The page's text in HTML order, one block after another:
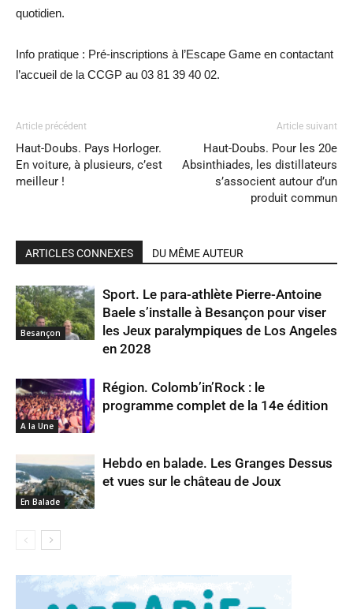
quotidien.
Info pratique : Pré-inscriptions à l’Escape Game en contactant
l’accueil de la CCGP au 03 81 39 40 02.
Article précédent
Haut-Doubs. Pays Horloger.
En voiture, à plusieurs, c’est
meilleur !
Article suivant
Haut-Doubs. Pour les 20e
Absinthiades, les distillateurs
s’associent autour d’un
produit commun
ARTICLES CONNEXES DU MÊME AUTEUR
Besançon
Sport. Le para-athlète Pierre-Antoine
Baele s’installe à Besançon pour viser
les Jeux paralympiques de Los Angeles
en 2028
A la Une
Région. Colomb’in’Rock : le
programme complet de la 14e édition
En Balade
Hebdo en balade. Les Granges Dessus
et vues sur le château de Joux